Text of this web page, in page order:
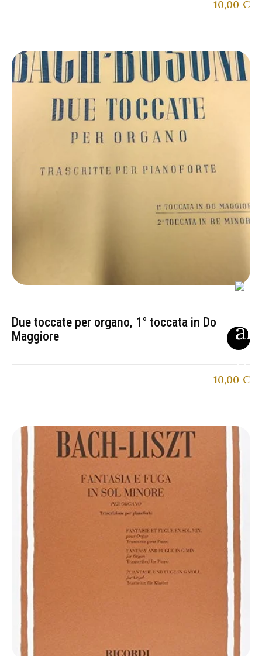
10,00 €
Due toccate per organo, 1° toccata in Do
Maggiore
10,00 €